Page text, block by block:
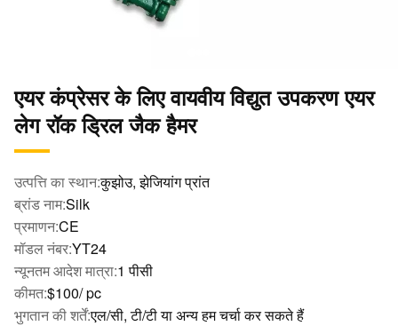
एयर कंप्रेसर के लिए वायवीय विद्युत उपकरण एयर
लेग रॉक ड्रिल जैक हैमर
उत्पत्ति का स्थान:कुझोउ, झेजियांग प्रांत
ब्रांड नाम:Silk
प्रमाणन:CE
मॉडल नंबर:YT24
न्यूनतम आदेश मात्रा:1 पीसी
कीमत:$100/ pc
भुगतान की शर्तें:एल/सी, टी/टी या अन्य हम चर्चा कर सकते हैं